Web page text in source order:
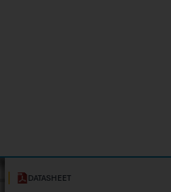
DATASHEET